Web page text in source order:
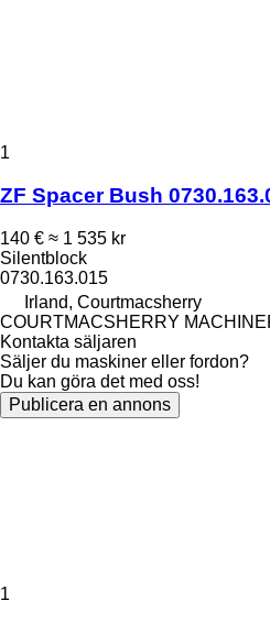
1
ZF Spacer Bush
140 € ≈ 1 535 kr
Silentblock
0730.163.015
Irland, Courtmacsherry
COURTMACSHERRY
Kontakta säljaren
Säljer du maskiner eller fordon?
Du kan göra det med oss!
Publicera en annons
1